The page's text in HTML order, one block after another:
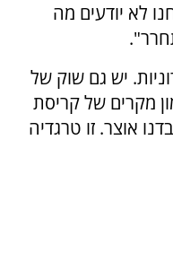
לא יודעים מה
יש גם שוק של
מקרים של קריסת
אוצר. זו טרגדיה